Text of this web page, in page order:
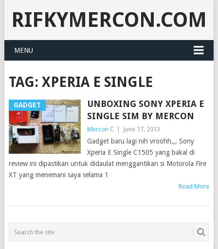
RIFKYMERCON.COM
MENU
TAG: XPERIA E SINGLE
GADGET
UNBOXING SONY XPERIA E
SINGLE SIM BY MERCON
Mercon C June 17, 2013
Gadget baru lagi nih vroohh,,, Sony
Xperia E Single C1505 yang bakal di
review ini dipastikan untuk didaulat menggantikan si Motorola Fire
XT yang menemani saya selama 1
Read More